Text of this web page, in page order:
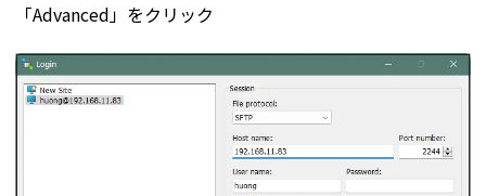
「Advanced」をクリック